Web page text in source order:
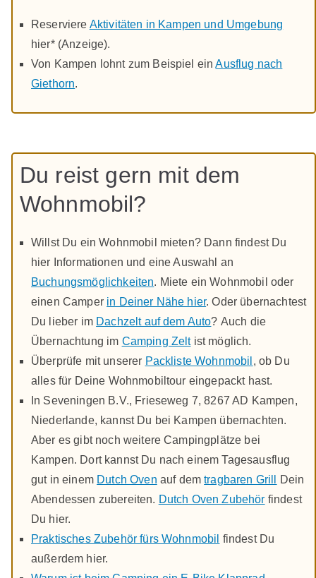
Reserviere Aktivitäten in Kampen und Umgebung
hier* (Anzeige).
Von Kampen lohnt zum Beispiel einAusflug nach
Giethorn.
Du reist gern mit dem
Wohnmobil?
Willst Du ein Wohnmobil mieten? Dann findest Du
hier Informationen und eine Auswahl an
Buchungsmöglichkeiten. Miete ein Wohnmobil oder
einen Camper in Deiner Nähe hier. Oder übernachtest
Du lieber im Dachzelt auf dem Auto? Auch die
Übernachtung im Camping Zeltist möglich.
Überprüfe mit unserer Packliste Wohnmobil , ob Du
alles für Deine Wohnmobiltour eingepackt hast.
In Seveningen B.V., Frieseweg 7, 8267 AD Kampen,
Niederlande, kannst Du bei Kampen übernachten.
Aber es gibt noch weitere Campingplätze bei
Kampen. Dort kannst Du nach einem Tagesausflug
gut in einem Dutch Oven auf demtragbaren Grill
Dein
Abendessen zubereiten. Dutch Oven Zubehör findest
Du hier.
Praktisches Zubehör fürs Wohnmobil findest Du
außerdem hier.